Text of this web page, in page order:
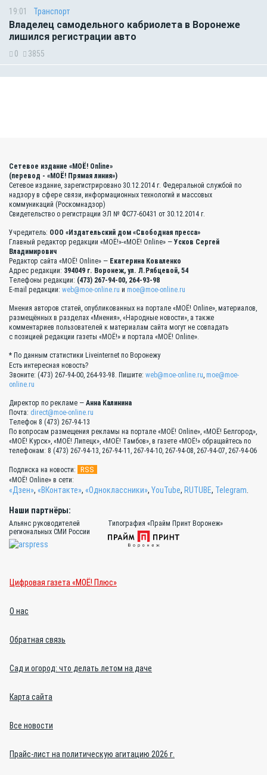
19:01 Транспорт
Владелец самодельного кабриолета в Воронеже
лишился регистрации авто
0 3855
Сетевое издание «МОЁ! Online»
(перевод - «МОЁ! Прямая линия»)
Сетевое издание, зарегистрировано 30.12.2014 г. Федеральной службой по
надзору в сфере связи, информационных технологий и массовых
коммуникаций (Роскомнадзор)
Свидетельство о регистрации ЭЛ № ФС77-60431 от 30.12.2014 г.
Учредитель: ООО «Издательский дом «Свободная пресса»
Главный редактор редакции «МОЁ!»-«МОЁ! Online» — Усков Сергей
Владимирович
Редактор сайта «МОЁ! Online» — Екатерина Коваленко
Адрес редакции: 394049 г. Воронеж, ул. Л.Рябцевой, 54
Телефоны редакции: (473) 267-94-00, 264-93-98
E-mail редакции: web@moe-online.ru и moe@moe-online.ru
Мнения авторов статей, опубликованных на портале «МОЁ! Online», материалов,
размещённых в разделах «Мнения», «Народные новости», а также
комментариев пользователей к материалам сайта могут не совпадать
с позицией редакции газеты «МОЁ!» и портала «МОЁ! Online».
* По данным статистики Liveinternet по Воронежу
Есть интересная новость?
Звоните: (473) 267-94-00, 264-93-98. Пишите: web@moe-online.ru moe@moe-
online.ru
Директор по рекламе — Анна Калинина
Почта: direct@moe-online.ru
Телефон 8 (473) 267-94-13
По вопросам размещения рекламы на портале «МОЁ! Online», «МОЁ! Белгород»,
«МОЁ! Курск», «МОЁ! Липецк», «МОЁ! Тамбов», в газете «МОЁ!» обращайтесь по
телефонам: 8 (473) 267-94-13, 267-94-11, 267-94-10, 267-94-08, 267-94-07, 267-94-06
Подписка на новости: RSS
«МОЁ! Online» в сети:
«Дзен», «ВКонтакте», «Одноклассники», YouTube, RUTUBE, Telegram
Наши партнёры:
Альянс руководителей
региональных СМИ России
Типография «Прайм Принт Воронеж»
Цифровая газета «МОЁ! Плюс»
О нас
Обратная связь
Сад и огород: что делать летом на даче
Карта сайта
Все новости
Прайс-лист на политическую агитацию 2026 г.